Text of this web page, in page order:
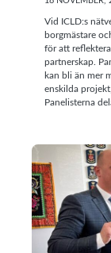
Vid ICLD:s
borgmästare
för att
partnerskap.
kan bli än mer
enskilda
Panelisterna